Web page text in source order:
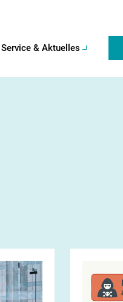
Service & Aktuelles